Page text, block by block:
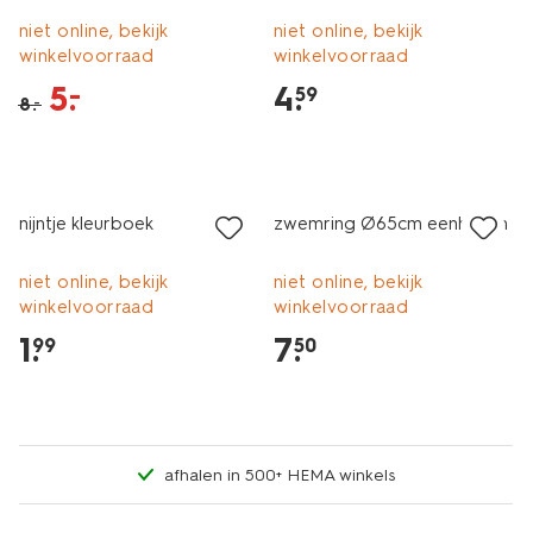
niet online, bekijk
winkelvoorraad
8.– 5.
–
niet online, bekijk
winkelvoorraad
4.
59
nijntje kleurboek
niet online, bekijk
winkelvoorraad
1.
99
zwemring Ø65cm eenhoorn
niet online, bekijk
winkelvoorraad
7.
50
afhalen in 500+ HEMA winkels